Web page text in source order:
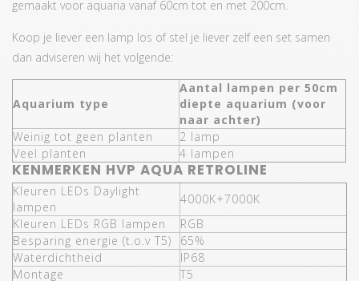
gemaakt voor aquaria vanaf 60cm tot en met 200cm.
Koop je liever een lamp los of stel je liever zelf een set samen
dan adviseren wij het volgende:
Aquarium type
Aantal lampen per 50cm
diepte aquarium (voor
naar achter)
Weinig tot geen planten
2 lamp
Veel planten
4 lampen
KENMERKEN HVP AQUA RETROLINE
Kleuren LEDs Daylight
lampen
4000K+7000K
Kleuren LEDs RGB lampen
RGB
Besparing energie (t.o.v T5)
65%
Waterdichtheid
IP68
Montage
T5